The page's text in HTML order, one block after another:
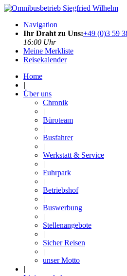
Navigation
Ihr Draht zu Uns:+49 (0)3 59
16:00 Uhr
Meine Merkliste
Reisekalender
Home
|
Über uns
Chronik
|
Büroteam
|
Busfahrer
|
Werkstatt & Service
|
Fuhrpark
|
Betriebshof
|
Buswerbung
|
Stellenangebote
|
Sicher Reisen
|
unser Motto
|